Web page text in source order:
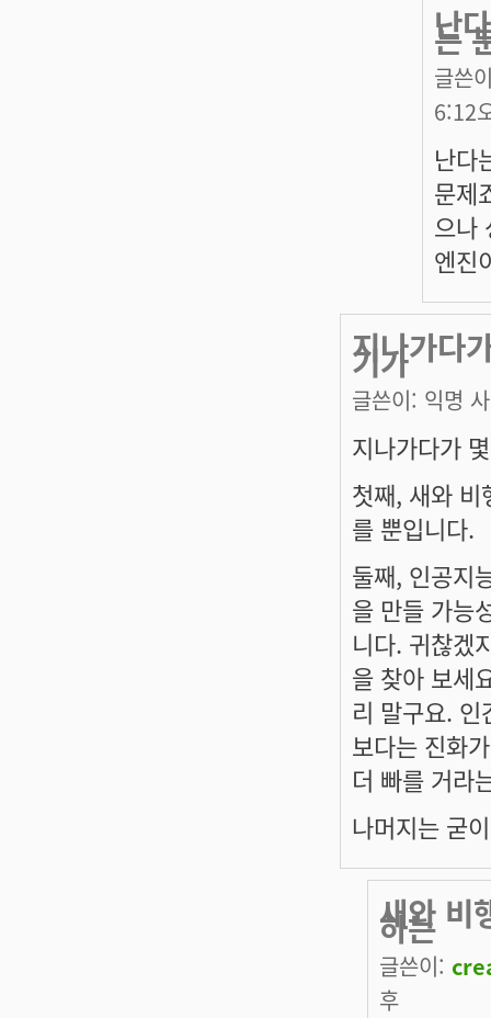
난
는
글쓴
6:12
난다
문제
으나
엔진
지나가다
기가
글쓴이: 익명
지나가다가
첫째, 새와 비
를 뿐입니다.
둘째, 인공지
을 만들 가능
니다. 귀찮겠
을 찾아 보세
리 말구요.
보다는 진화
더 빠를 거라
나머지는 굳
새와 비
하는
글쓴이:
후